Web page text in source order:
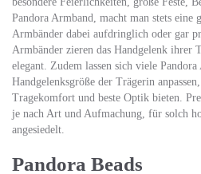
Pandora Armband, macht man stets eine
Armbänder dabei aufdringlich oder gar
Armbänder zieren das Handgelenk ihrer
elegant. Zudem lassen sich viele
Handgelenksgröße der Trägerin
Tragekomfort und beste Optik bieten.
je nach Art und Aufmachung, für solch
angesiedelt.
Pandora Beads